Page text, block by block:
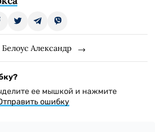
Александр
ее мышкой и нажмите
ошибку